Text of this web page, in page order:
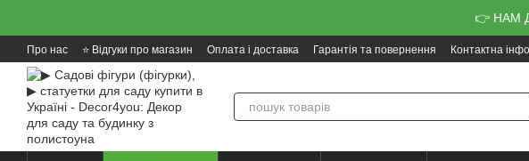
👉 НАМ
Про нас ⭐ Відгуки про магазин Оплата і доставка Гарантія та повернення Контактна